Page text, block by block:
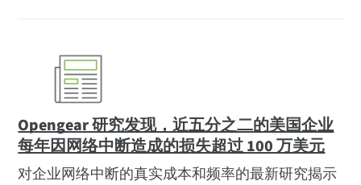
Opengear 研究发现，近五分之二的美国企业
每年因网络中断造成的损失超过 100 万美元
对企业网络中断的真实成本和频率的最新研究揭示